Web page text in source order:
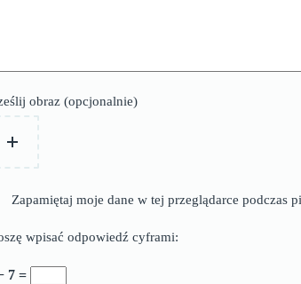
obraz (opcjonalnie)
Zapamiętaj moje dane w tej przeglądarce podczas
wpisać odpowiedź cyframi:
7 =